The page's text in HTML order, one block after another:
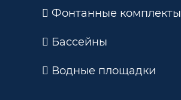
Фонтанные комплекты
Бассейны
Водные площадки